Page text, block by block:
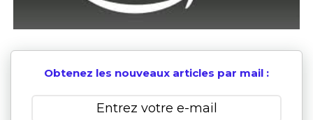
Obtenez les nouveaux articles par mail :